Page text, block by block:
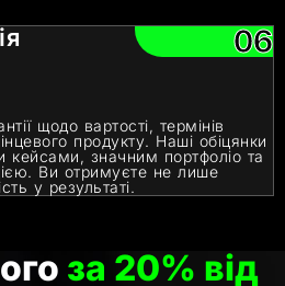
06
щодо вартості, термінів
продукту. Наші обіцянки
кейсами, значним портфоліо та
Ви отримуєте не лише
у результаті.
за 20% від